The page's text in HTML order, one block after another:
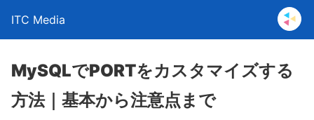
ITC Media
MySQLでPORTをカスタマイズする
方法｜基本から注意点まで